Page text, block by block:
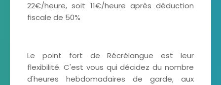
22€/heure, soit 11€/heure après déduction
fiscale de 50%
Le point fort de Récrélangue est leur
flexibilité. C'est vous qui décidez du nombre
d'heures hebdomadaires de garde, aux